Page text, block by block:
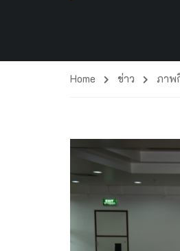
Home ข่าว ภาพ